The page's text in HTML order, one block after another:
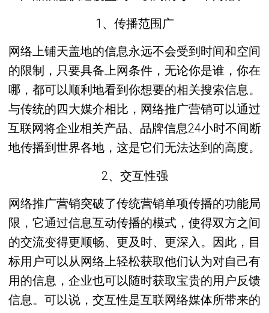
1、传播范围广
网络上铺天盖地的信息永远不会受到时间和空间
的限制，只要具备上网条件，无论你是谁，你在
哪，都可以顺利地看到你想要的相关搜索信息。
与传统的四大媒介相比，网络推广营销可以通过
互联网将企业相关产品、品牌信息24小时不间断
地传播到世界各地，这是它们无法达到的高度。
2、交互性强
网络推广营销突破了传统营销单项传播的功能局
限，它通过信息互动传播的模式，使得双方之间
的交流变得更顺畅、更及时、更深入。因此，目
标用户可以从网络上轻松获取他们认为对自己有
用的信息，企业也可以随时获取宝贵的用户反馈
信息。可以说，交互性是互联网络媒体所带来的